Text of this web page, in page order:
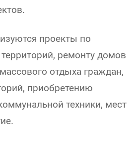
проекты по
территорий, ремонту домов
отдыха граждан,
приобретению
техники, мест